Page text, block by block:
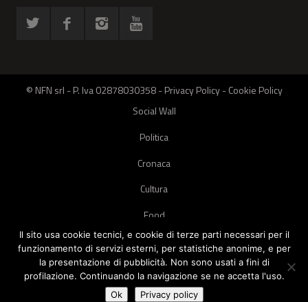
© NFN srl - P. Iva 02878030358 -Privacy Policy-Cookie Policy
Social Wall
Politica
Cronaca
Cultura
Food
Green
Pets
Street Style
Il sito usa cookie tecnici, e cookie di terze parti necessari per il
funzionamento di servizi esterni, per statistiche anonime, e per
la presentazione di pubblicità. Non sono usati a fini di
profilazione. Continuando la navigazione se ne accetta l'uso.
Ok
Privacy policy